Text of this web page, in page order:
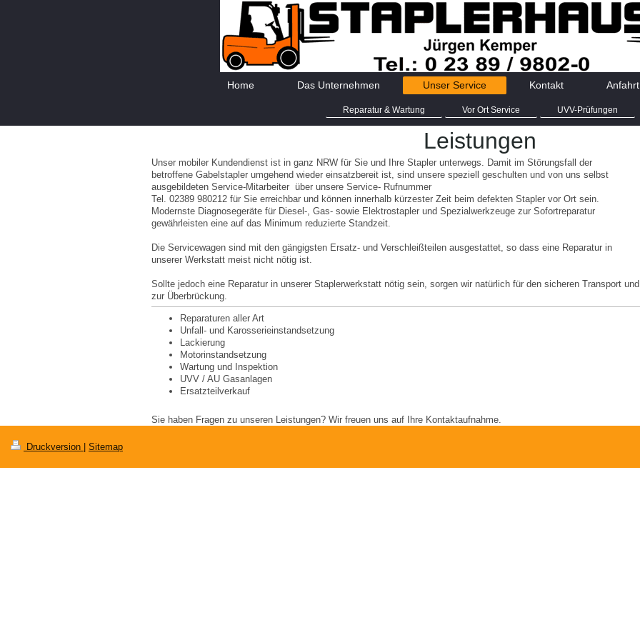
Home Das Unternehmen Unser Service Kontakt Anfahrt
Reparatur & Wartung Vor Ort Service UVV-Prüfungen
Leistungen
Unser mobiler Kundendienst ist in ganz NRW für Sie und Ihre Stapler unterwegs. Damit im Störungsfall der
betroffene Gabelstapler umgehend wieder einsatzbereit ist, sind unsere speziell geschulten und von uns selbst
ausgebildeten Service-Mitarbeiter über unsere Service- Rufnummer
Tel. 02389 980212 für Sie erreichbar und können innerhalb kürzester Zeit beim defekten Stapler vor Ort sein.
Modernste Diagnosegeräte für Diesel-, Gas- sowie Elektrostapler und Spezialwerkzeuge zur Sofortreparatur
gewährleisten eine auf das Minimum reduzierte Standzeit.
Die Servicewagen sind mit den gängigsten Ersatz- und Verschleißteilen ausgestattet, so dass eine Reparatur in
unserer Werkstatt meist nicht nötig ist.
Sollte jedoch eine Reparatur in unserer Staplerwerkstatt nötig sein, sorgen wir natürlich für den sicheren Transport
zur Überbrückung.
Reparaturen aller Art
Unfall- und Karosserieinstandsetzung
Lackierung
Motorinstandsetzung
Wartung und Inspektion
UVV / AU Gasanlagen
Ersatzteilverkauf
Sie haben Fragen zu unseren Leistungen? Wir freuen uns auf Ihre Kontaktaufnahme.
Druckversion Sitemap